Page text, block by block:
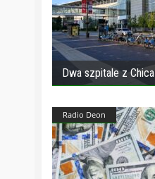
Dwa szpitale z Chica
Radio Deon